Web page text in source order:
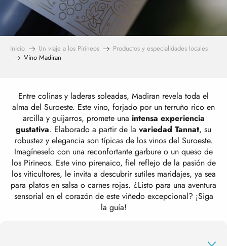
Inicio Un viaje a los Pirineos
Productos y especialidades locales
Vino Madiran
Entre colinas y laderas soleadas, Madiran revela toda el
alma del Suroeste. Este vino, forjado por un terruño rico en
arcilla y guijarros, promete una intensa experiencia
gustativa. Elaborado a partir de la variedad Tannat, su
robustez y elegancia son típicas de los vinos del Suroeste.
Imagíneselo con una reconfortante garbure o un queso de
los Pirineos. Este vino pirenaico, fiel reflejo de la pasión de
los viticultores, le invita a descubrir sutiles maridajes, ya sea
para platos en salsa o carnes rojas. ¿Listo para una aventura
sensorial en el corazón de este viñedo excepcional? ¡Siga
la guía!